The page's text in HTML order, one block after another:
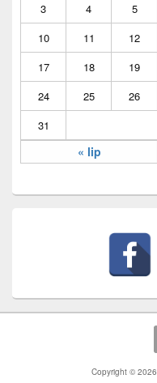
« lip
3
4 5
10
11 12
17
18 19
24
25 26
31
Copyright © 2026